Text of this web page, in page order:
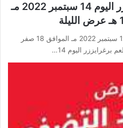
عروض مطعم برغرايززر اليوم 14 سبتمبر 2022 مـ
عروض مطعم برغرايززر اليوم 14 سبتمبر 2022 مـ الموافق 18 صفر